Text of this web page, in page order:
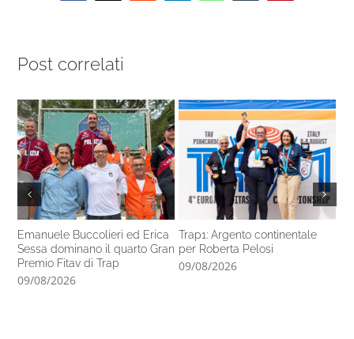
Post correlati
Emanuele Buccolieri ed Erica
Sessa dominano il quarto Gran
Premio Fitav di Trap
09/08/2026
Trap1: Argento continentale
per Roberta Pelosi
09/08/2026